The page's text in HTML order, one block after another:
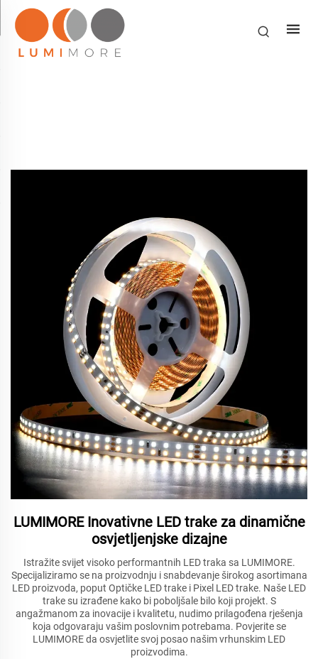
LUMIMORE Inovativne LED trake za dinamične
osvjetljenjske dizajne
Istražite svijet visoko performantnih LED traka sa LUMIMORE.
Specijaliziramo se na proizvodnju i snabdevanje širokog asortimana
LED proizvoda, poput Optičke LED trake i Pixel LED trake. Naše LED
trake su izrađene kako bi poboljšale bilo koji projekt. S
angažmanom za inovacije i kvalitetu, nudimo prilagođena rješenja
koja odgovaraju vašim poslovnim potrebama. Povjerite se
LUMIMORE da osvjetlite svoj posao našim vrhunskim LED
proizvodima.